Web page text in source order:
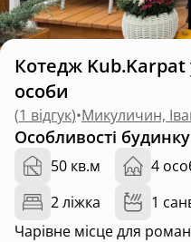
Котедж
особи
(1 відгук)•Микуличин,
Особливості будинку
50 кв.м 4
2 ліжка
1
Чарівне місце для